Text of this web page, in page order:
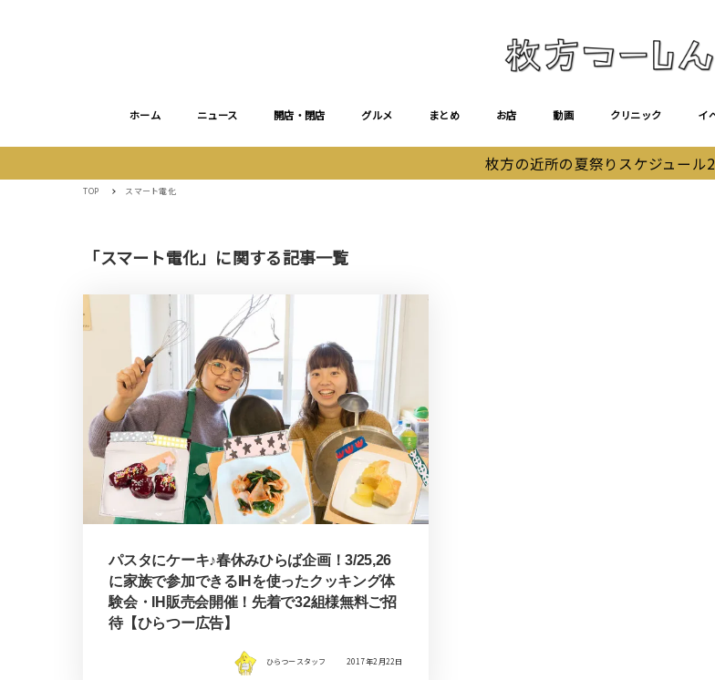
ホーム ニュース 開店・閉店 グルメ まとめ お店 動画 クリニック イ
枚方の近所の夏祭りスケジュール
TOP スマート電化
「スマート電化」に関する記事一覧
パスタにケーキ♪春休みひらば企画！3/25,26
に家族で参加できるIHを使ったクッキング体
験会・IH販売会開催！先着で32組様無料ご招
待【ひらつー広告】
ひらつースタッフ 2017年2月22日